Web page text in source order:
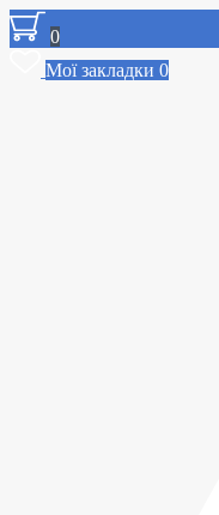
0
Мої закладки 0